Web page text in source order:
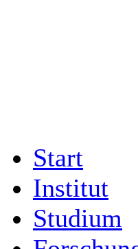
Start
Institut
Studium